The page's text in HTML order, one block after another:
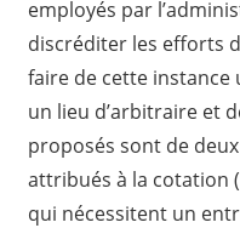
employés par
discréditer les efforts
faire de cette instance
un lieu d’arbitraire et
proposés sont de
attribués à la cotation
qui nécessitent un